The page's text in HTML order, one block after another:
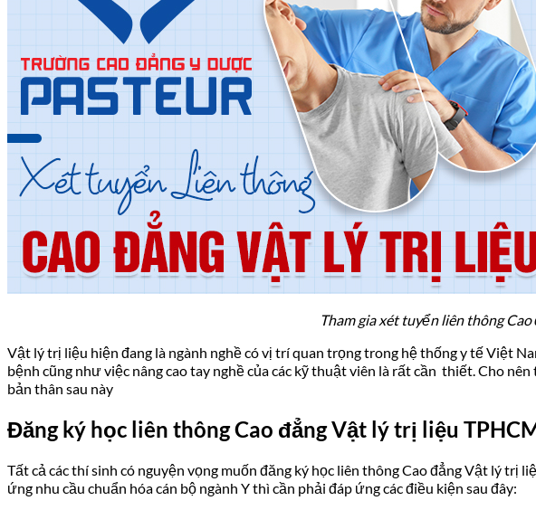
Tham gia xét tuyển liên thông
Vật lý trị liệu hiện đang là ngành nghề có vị trí quan trọng trong hệ thống y tế Việt
bệnh cũng như việc nâng cao tay nghề của các kỹ thuật viên là rất cần thiết. Cho
bản thân sau này
Đăng ký học liên thông Cao đẳng Vật lý trị liệu
Tất cả các thí sinh có nguyện vọng muốn đăng ký học liên thông Cao đẳng Vật lý trị
ứng nhu cầu chuẩn hóa cán bộ ngành Y thì cần phải đáp ứng các điều kiện sau đây: